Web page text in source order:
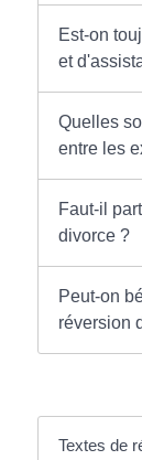
Est-on
et
Quelles
entre les
Faut-il
divorce ?
Peut-on
réversion
Textes de